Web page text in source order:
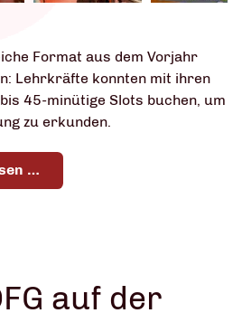
Format aus dem Vorjahr
Lehrkräfte konnten mit ihren
45-minütige Slots buchen, um
zu erkunden.
…
auf der